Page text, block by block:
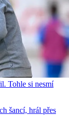
Tohle si nesmí
šancí, hrál přes